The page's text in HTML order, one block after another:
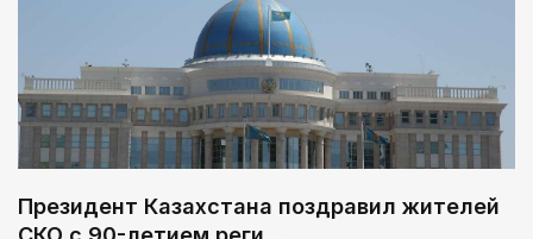
Президент Казахстана поздравил жителей